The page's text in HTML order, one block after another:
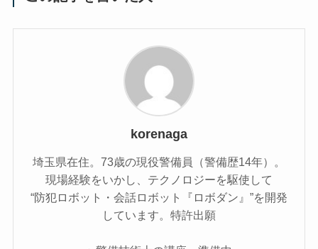
korenaga
埼玉県在住。73歳の現役警備員（警備歴14年）。
現場経験をいかし、テクノロジーを駆使して
“防犯ロボット・会話ロボット『ロボダン』”を開発
しています。特許出願